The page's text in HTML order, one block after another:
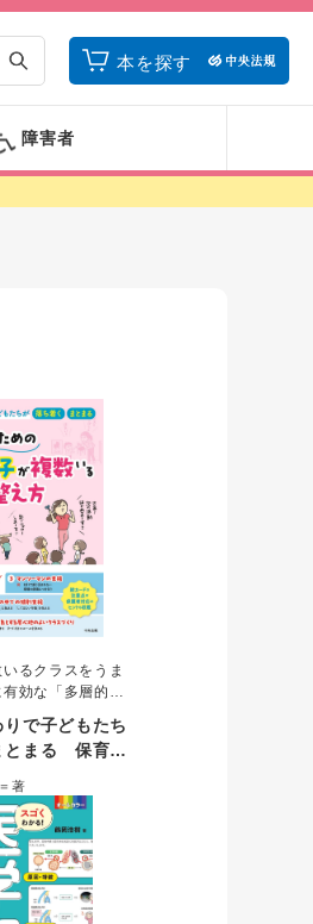
本を探す
障害者
るクラスをうま
効な「多層的な
え方をやさしく
への巡回訪問を
すぐに実践でき
をイラスト・写
のポイントや園
よくわかる。
で子どもたち
とまる 保育者
著